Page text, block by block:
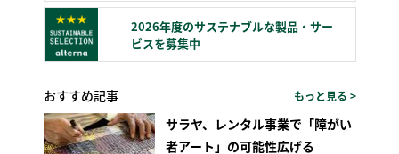
2026年度のサステナブルな製品・サー
ビスを募集中
おすすめ記事 もっと見る >
サラヤ、レンタル事業で「障がい
者アート」の可能性広げる